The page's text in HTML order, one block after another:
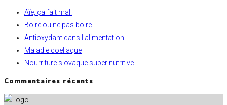
Aïe, ça fait mal!
Boire ou ne pas boire
Antioxydant dans l’alimentation
Maladie coeliaque
Nourriture slovaque super nutritive
Commentaires récents